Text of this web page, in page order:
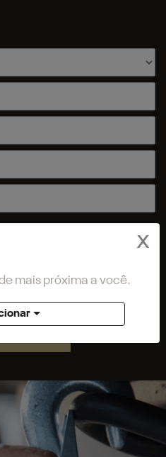
e concordo em receber
X
mais próxima a você.